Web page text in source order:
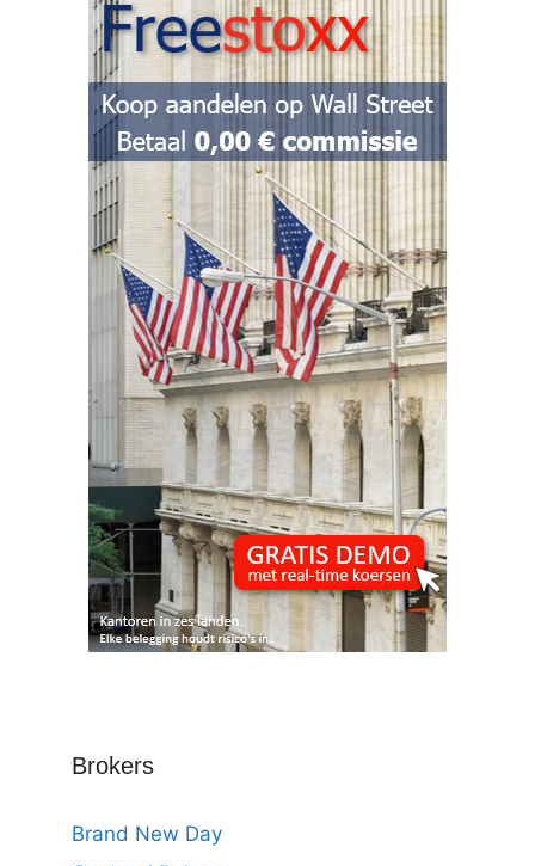
Brokers
Brand New Day